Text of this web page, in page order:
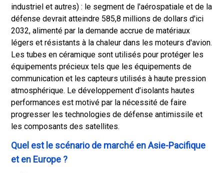
industriel et autres) : le segment de l'aérospatiale et de la
défense devrait atteindre 585,8 millions de dollars d'ici
2032, alimenté par la demande accrue de matériaux
légers et résistants à la chaleur dans les moteurs d'avion.
Les tubes en céramique sont utilisés pour protéger les
équipements précieux tels que les équipements de
communication et les capteurs utilisés à haute pression
atmosphérique. Le développement d’isolants hautes
performances est motivé par la nécessité de faire
progresser les technologies de défense antimissile et
les composants des satellites.
Quel est le scénario de marché en Asie-Pacifique
et en Europe ?